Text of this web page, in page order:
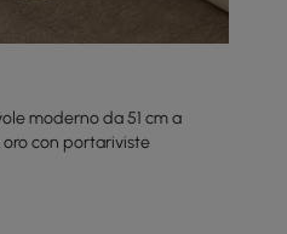
moderno da 51 cm a
con portariviste